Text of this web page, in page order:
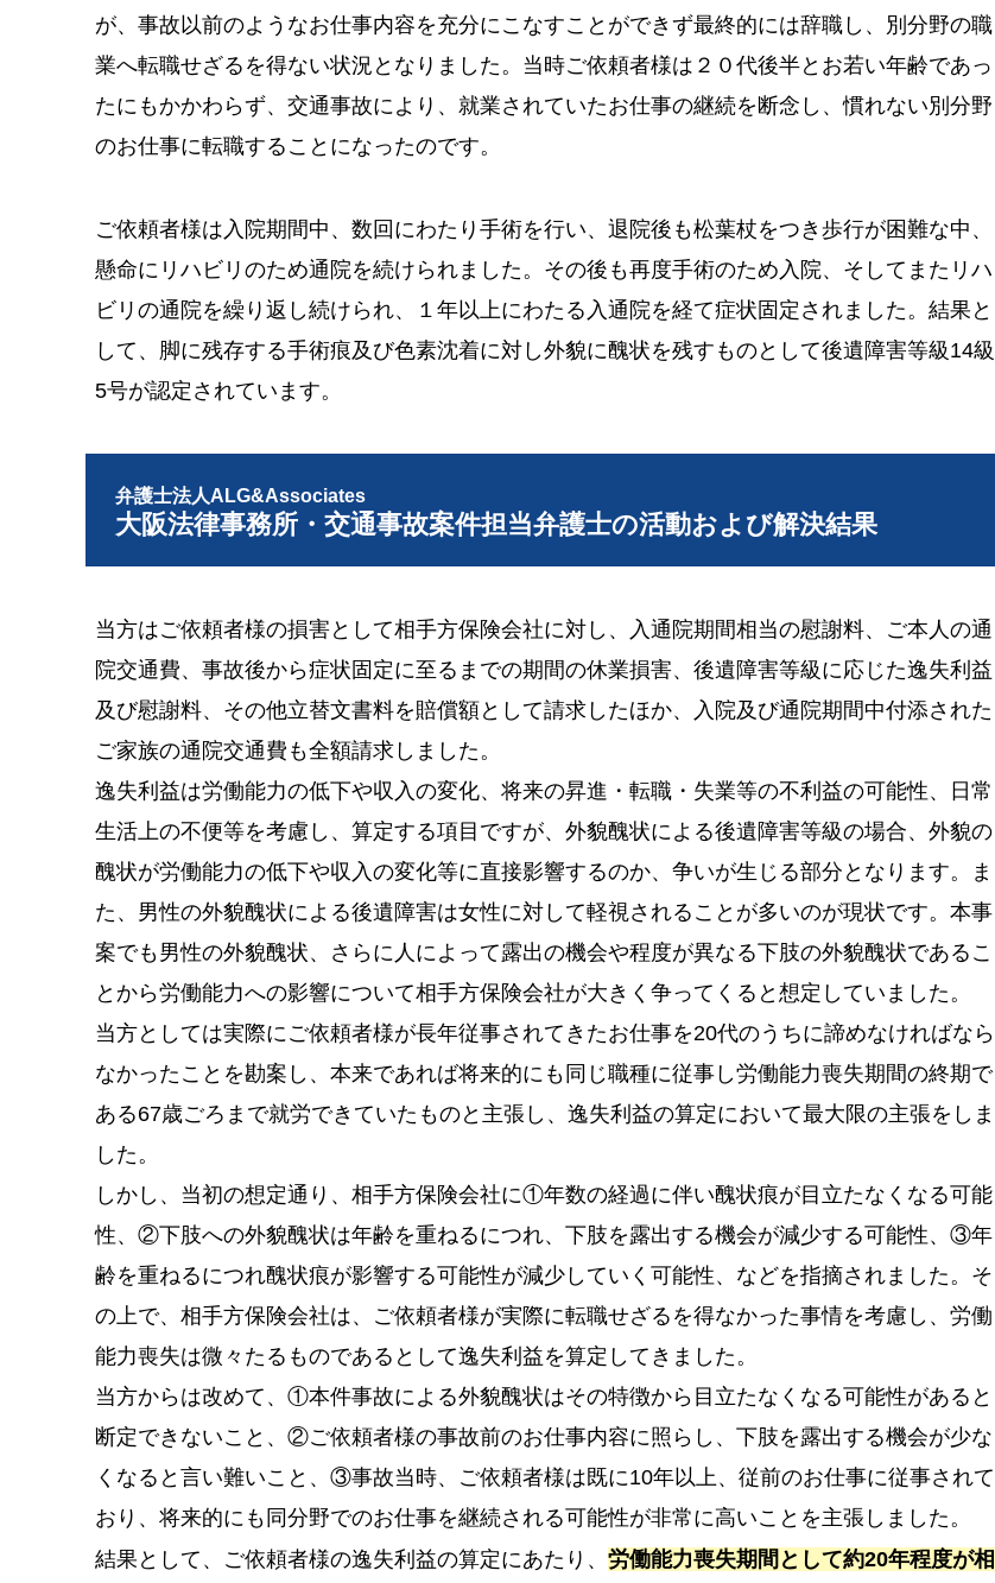
が、事故以前のようなお仕事内容を充分にこなすことができず最終的には辞職し、別分野の職
業へ転職せざるを得ない状況となりました。当時ご依頼者様は２０代後半とお若い年齢であっ
たにもかかわらず、交通事故により、就業されていたお仕事の継続を断念し、慣れない別分野
のお仕事に転職することになったのです。
ご依頼者様は入院期間中、数回にわたり手術を行い、退院後も松葉杖をつき歩行が困難な中、
懸命にリハビリのため通院を続けられました。その後も再度手術のため入院、そしてまたリハ
ビリの通院を繰り返し続けられ、１年以上にわたる入通院を経て症状固定されました。結果と
して、脚に残存する手術痕及び色素沈着に対し外貌に醜状を残すものとして後遺障害等級14級
5号が認定されています。
弁護士法人ALG&Associates
大阪法律事務所・交通事故案件担当弁護士の活動および解決結果
当方はご依頼者様の損害として相手方保険会社に対し、入通院期間相当の慰謝料、ご本人の通
院交通費、事故後から症状固定に至るまでの期間の休業損害、後遺障害等級に応じた逸失利益
及び慰謝料、その他立替文書料を賠償額として請求したほか、入院及び通院期間中付添された
ご家族の通院交通費も全額請求しました。
逸失利益は労働能力の低下や収入の変化、将来の昇進・転職・失業等の不利益の可能性、日常
生活上の不便等を考慮し、算定する項目ですが、外貌醜状による後遺障害等級の場合、外貌の
醜状が労働能力の低下や収入の変化等に直接影響するのか、争いが生じる部分となります。ま
た、男性の外貌醜状による後遺障害は女性に対して軽視されることが多いのが現状です。本事
案でも男性の外貌醜状、さらに人によって露出の機会や程度が異なる下肢の外貌醜状であるこ
とから労働能力への影響について相手方保険会社が大きく争ってくると想定していました。
当方としては実際にご依頼者様が長年従事されてきたお仕事を20代のうちに諦めなければなら
なかったことを勘案し、本来であれば将来的にも同じ職種に従事し労働能力喪失期間の終期で
ある67歳ごろまで就労できていたものと主張し、逸失利益の算定において最大限の主張をしま
した。
しかし、当初の想定通り、相手方保険会社に①年数の経過に伴い醜状痕が目立たなくなる可能
性、②下肢への外貌醜状は年齢を重ねるにつれ、下肢を露出する機会が減少する可能性、③年
齢を重ねるにつれ醜状痕が影響する可能性が減少していく可能性、などを指摘されました。そ
の上で、相手方保険会社は、ご依頼者様が実際に転職せざるを得なかった事情を考慮し、労働
能力喪失は微々たるものであるとして逸失利益を算定してきました。
当方からは改めて、①本件事故による外貌醜状はその特徴から目立たなくなる可能性があると
断定できないこと、②ご依頼者様の事故前のお仕事内容に照らし、下肢を露出する機会が少な
くなると言い難いこと、③事故当時、ご依頼者様は既に10年以上、従前のお仕事に従事されて
おり、将来的にも同分野でのお仕事を継続される可能性が非常に高いことを主張しました。
結果として、ご依頼者様の逸失利益の算定にあたり、 労働能力喪失期間として約20年程度が相